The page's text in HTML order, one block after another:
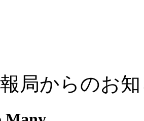
局からのお